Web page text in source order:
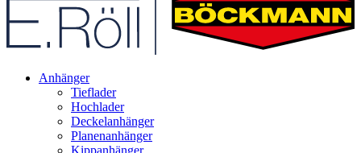
Anhänger
Tieflader
Hochlader
Deckelanhänger
Planenanhänger